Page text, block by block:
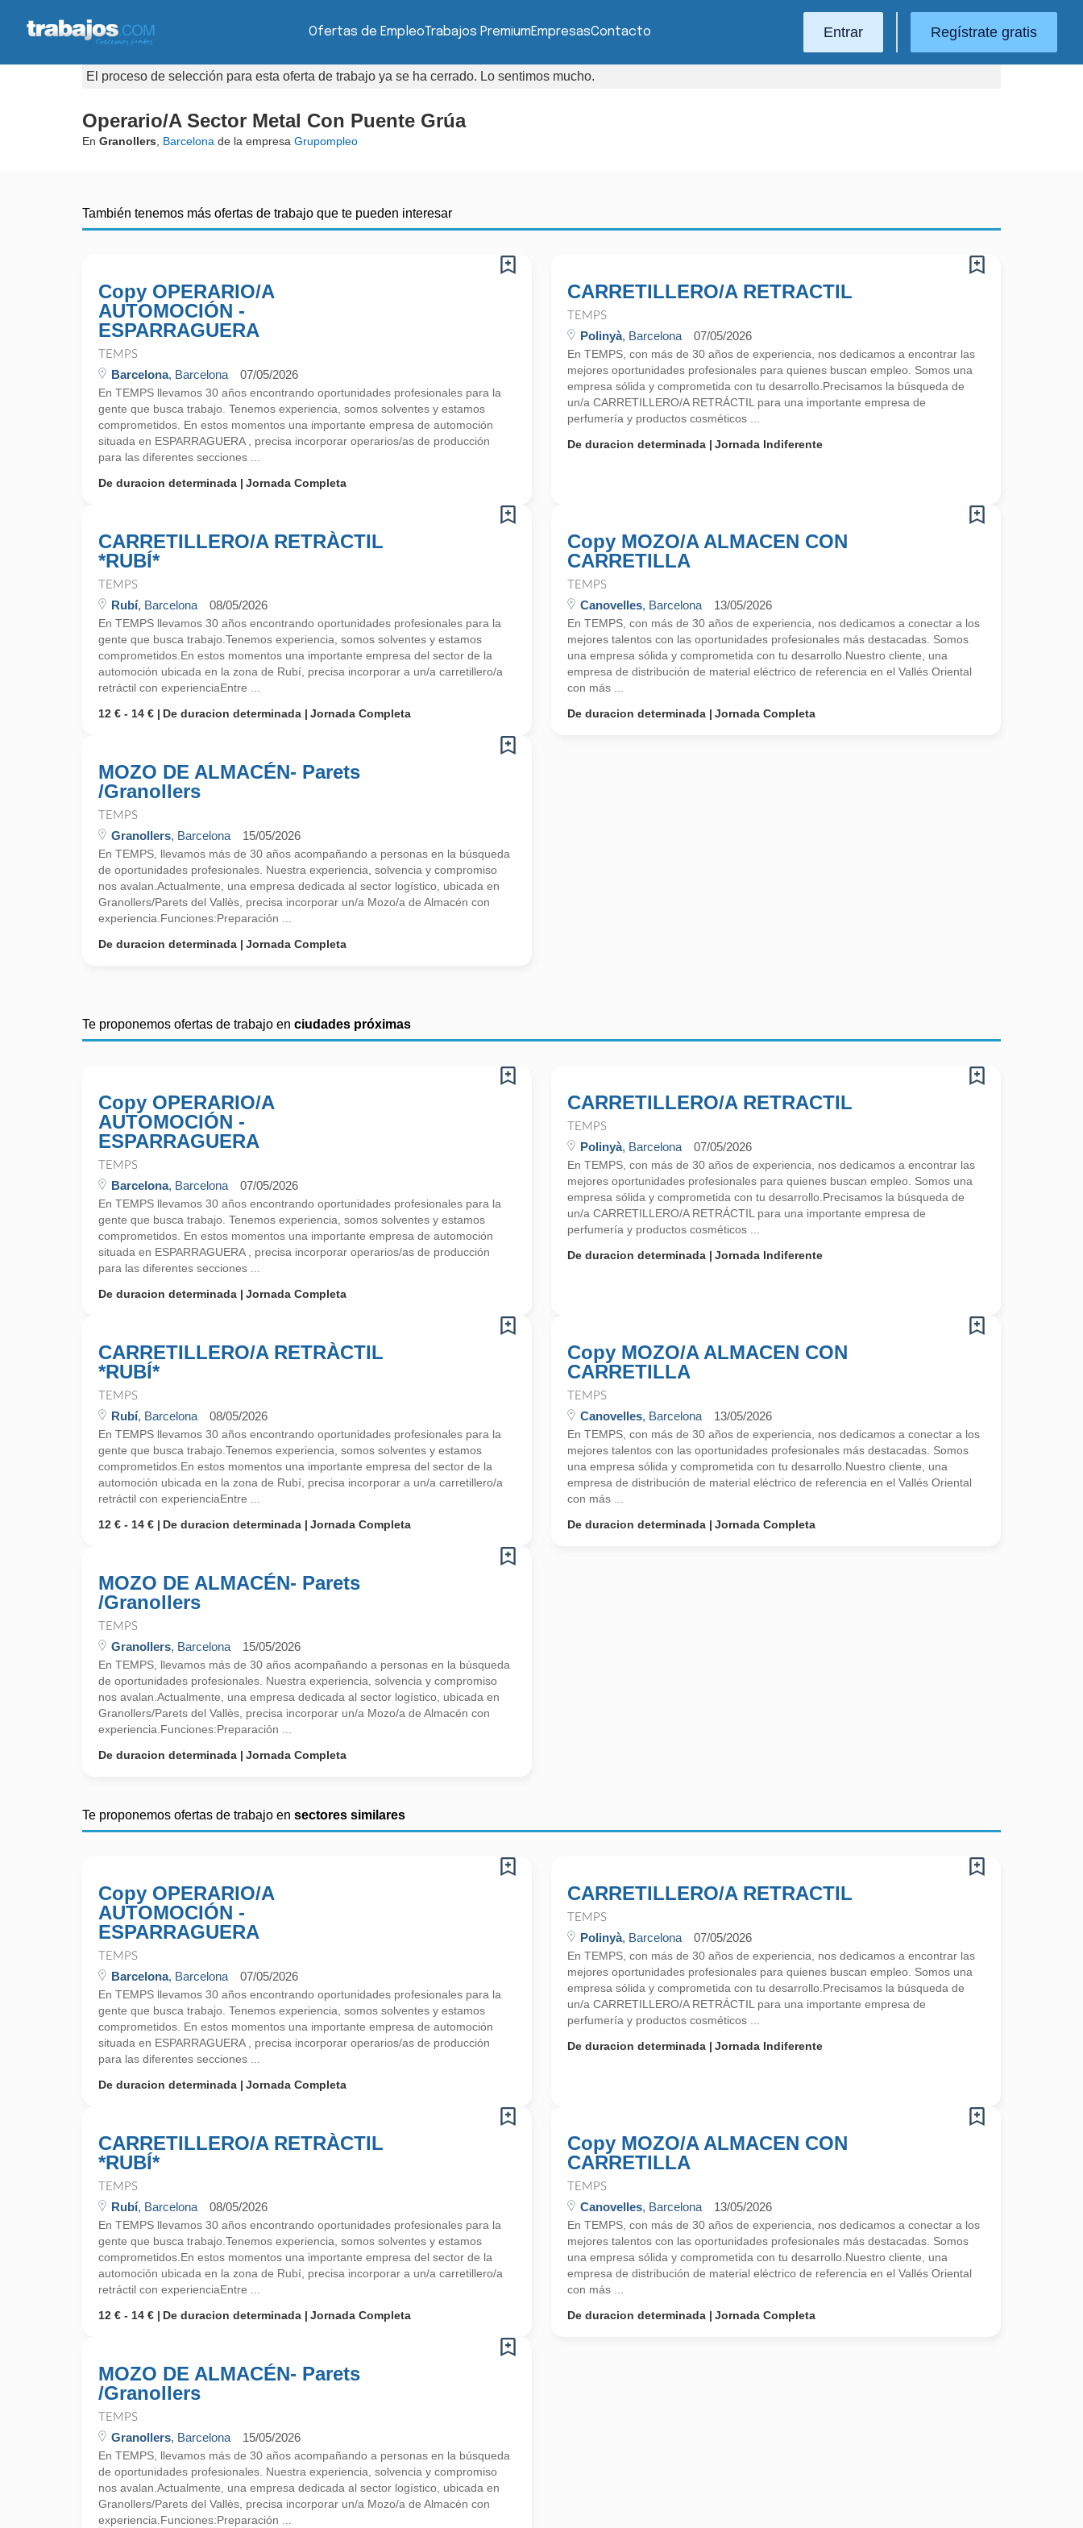
Ofertas de EmpleoTrabajos PremiumEmpresasContacto Entrar Regístrate gratis
El proceso de selección para esta oferta de trabajo ya se ha cerrado. Lo sentimos mucho.
Operario/A Sector Metal Con Puente Grúa
En Granollers Barcelona de la empresa Grupompleo
También tenemos más ofertas de trabajo que te pueden interesar
Copy OPERARIO/A
AUTOMOCIÓN -
ESPARRAGUERA
TEMPS
Barcelona, Barcelona 07/05/2026
En TEMPS llevamos 30 años encontrando oportunidades profesionales para la
gente que busca trabajo. Tenemos experiencia, somos solventes y estamos
comprometidos. En estos momentos una importante empresa de automoción
situada en ESPARRAGUERA , precisa incorporar operarios/as de producción
para las diferentes secciones ...
De duracion determinada
Jornada Completa
CARRETILLERO/A RETRACTIL
TEMPS
Polinyà, Barcelona 07/05/2026
En TEMPS, con más de 30 años de experiencia, nos dedicamos a encontrar las
mejores oportunidades profesionales para quienes buscan empleo. Somos una
empresa sólida y comprometida con tu desarrollo.Precisamos la búsqueda de
un/a CARRETILLERO/A RETRÁCTIL para una importante empresa de
perfumería y productos cosméticos ...
De duracion determinada
Jornada Indiferente
CARRETILLERO/A RETRÀCTIL
*RUBÍ*
TEMPS
Rubí, Barcelona 08/05/2026
En TEMPS llevamos 30 años encontrando oportunidades profesionales para la
gente que busca trabajo.Tenemos experiencia, somos solventes y estamos
comprometidos.En estos momentos una importante empresa del sector de la
automoción ubicada en la zona de Rubí, precisa incorporar a un/a carretillero/a
retráctil con experienciaEntre ...
12 € - 14 €
De duracion determinada Jornada Completa
Copy MOZO/A ALMACEN CON
CARRETILLA
TEMPS
Canovelles, Barcelona 13/05/2026
En TEMPS, con más de 30 años de experiencia, nos dedicamos a conectar a los
mejores talentos con las oportunidades profesionales más destacadas. Somos
una empresa sólida y comprometida con tu desarrollo.Nuestro cliente, una
empresa de distribución de material eléctrico de referencia en el Vallés Oriental
con más ...
De duracion determinada
Jornada Completa
MOZO DE ALMACÉN- Parets
/Granollers
TEMPS
Granollers, Barcelona 15/05/2026
En TEMPS, llevamos más de 30 años acompañando a personas en la búsqueda
de oportunidades profesionales. Nuestra experiencia, solvencia y compromiso
nos avalan.Actualmente, una empresa dedicada al sector logístico, ubicada en
Granollers/Parets del Vallès, precisa incorporar un/a Mozo/a de Almacén con
experiencia.Funciones:Preparación ...
De duracion determinada
Jornada Completa
Te proponemos ofertas de trabajo en ciudades próximas
Copy OPERARIO/A
AUTOMOCIÓN -
ESPARRAGUERA
TEMPS
Barcelona, Barcelona 07/05/2026
En TEMPS llevamos 30 años encontrando oportunidades profesionales para la
gente que busca trabajo. Tenemos experiencia, somos solventes y estamos
comprometidos. En estos momentos una importante empresa de automoción
situada en ESPARRAGUERA , precisa incorporar operarios/as de producción
para las diferentes secciones ...
De duracion determinada
Jornada Completa
CARRETILLERO/A RETRACTIL
TEMPS
Polinyà, Barcelona 07/05/2026
En TEMPS, con más de 30 años de experiencia, nos dedicamos a encontrar las
mejores oportunidades profesionales para quienes buscan empleo. Somos una
empresa sólida y comprometida con tu desarrollo.Precisamos la búsqueda de
un/a CARRETILLERO/A RETRÁCTIL para una importante empresa de
perfumería y productos cosméticos ...
De duracion determinada
Jornada Indiferente
CARRETILLERO/A RETRÀCTIL
*RUBÍ*
TEMPS
Rubí, Barcelona 08/05/2026
En TEMPS llevamos 30 años encontrando oportunidades profesionales para la
gente que busca trabajo.Tenemos experiencia, somos solventes y estamos
comprometidos.En estos momentos una importante empresa del sector de la
automoción ubicada en la zona de Rubí, precisa incorporar a un/a carretillero/a
retráctil con experienciaEntre ...
12 € - 14 €
De duracion determinada Jornada Completa
Copy MOZO/A ALMACEN CON
CARRETILLA
TEMPS
Canovelles, Barcelona 13/05/2026
En TEMPS, con más de 30 años de experiencia, nos dedicamos a conectar a los
mejores talentos con las oportunidades profesionales más destacadas. Somos
una empresa sólida y comprometida con tu desarrollo.Nuestro cliente, una
empresa de distribución de material eléctrico de referencia en el Vallés Oriental
con más ...
De duracion determinada
Jornada Completa
MOZO DE ALMACÉN- Parets
/Granollers
TEMPS
Granollers, Barcelona 15/05/2026
En TEMPS, llevamos más de 30 años acompañando a personas en la búsqueda
de oportunidades profesionales. Nuestra experiencia, solvencia y compromiso
nos avalan.Actualmente, una empresa dedicada al sector logístico, ubicada en
Granollers/Parets del Vallès, precisa incorporar un/a Mozo/a de Almacén con
experiencia.Funciones:Preparación ...
De duracion determinada
Jornada Completa
Te proponemos ofertas de trabajo en sectores similares
Copy OPERARIO/A
AUTOMOCIÓN -
ESPARRAGUERA
TEMPS
Barcelona, Barcelona 07/05/2026
En TEMPS llevamos 30 años encontrando oportunidades profesionales para la
gente que busca trabajo. Tenemos experiencia, somos solventes y estamos
comprometidos. En estos momentos una importante empresa de automoción
situada en ESPARRAGUERA , precisa incorporar operarios/as de producción
para las diferentes secciones ...
De duracion determinada
Jornada Completa
CARRETILLERO/A RETRACTIL
TEMPS
Polinyà, Barcelona 07/05/2026
En TEMPS, con más de 30 años de experiencia, nos dedicamos a encontrar las
mejores oportunidades profesionales para quienes buscan empleo. Somos una
empresa sólida y comprometida con tu desarrollo.Precisamos la búsqueda de
un/a CARRETILLERO/A RETRÁCTIL para una importante empresa de
perfumería y productos cosméticos ...
De duracion determinada
Jornada Indiferente
CARRETILLERO/A RETRÀCTIL
*RUBÍ*
TEMPS
Rubí, Barcelona 08/05/2026
En TEMPS llevamos 30 años encontrando oportunidades profesionales para la
gente que busca trabajo.Tenemos experiencia, somos solventes y estamos
comprometidos.En estos momentos una importante empresa del sector de la
automoción ubicada en la zona de Rubí, precisa incorporar a un/a carretillero/a
retráctil con experienciaEntre ...
12 € - 14 €
De duracion determinada Jornada Completa
Copy MOZO/A ALMACEN CON
CARRETILLA
TEMPS
Canovelles, Barcelona 13/05/2026
En TEMPS, con más de 30 años de experiencia, nos dedicamos a conectar a los
mejores talentos con las oportunidades profesionales más destacadas. Somos
una empresa sólida y comprometida con tu desarrollo.Nuestro cliente, una
empresa de distribución de material eléctrico de referencia en el Vallés Oriental
con más ...
De duracion determinada
Jornada Completa
MOZO DE ALMACÉN- Parets
/Granollers
TEMPS
Granollers, Barcelona 15/05/2026
En TEMPS, llevamos más de 30 años acompañando a personas en la búsqueda
de oportunidades profesionales. Nuestra experiencia, solvencia y compromiso
nos avalan.Actualmente, una empresa dedicada al sector logístico, ubicada en
Granollers/Parets del Vallès, precisa incorporar un/a Mozo/a de Almacén con
experiencia.Funciones:Preparación ...